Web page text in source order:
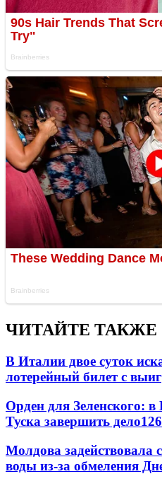
ЧИТАЙТЕ ТАКЖЕ
В Италии двое суток
лотерейный билет с
Орден для Зеленского:
Туска завершить дело
Молдова задействовала
воды из-за обмеления